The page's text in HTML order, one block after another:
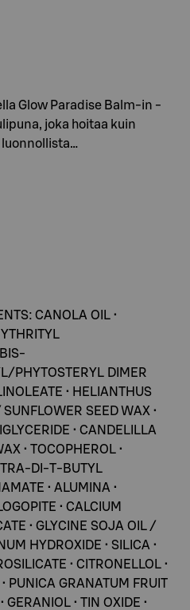
Glow Paradise Balm-in -
joka hoitaa kuin
luonnollista…
CANOLA OIL •
PHYTOSTERYL DIMER
• HELIANTHUS
SEED WAX •
• CANDELILLA
• TOCOPHEROL •
DI-T-BUTYL
• ALUMINA •
• CALCIUM
• GLYCINE SOJA OIL /
HYDROXIDE • SILICA •
• CITRONELLOL •
PUNICA GRANATUM FRUIT
GERANIOL • TIN OXIDE •